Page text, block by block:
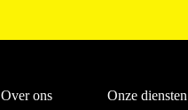
Over ons Onze diensten